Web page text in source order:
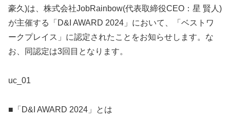
豪久)は、株式会社JobRainbow(代表取締役CEO：星 賢人)
が主催する「D&I AWARD 2024」において、「ベストワ
ークプレイス」に認定されたことをお知らせします。な
お、同認定は3回目となります。
uc_01
■「D&I AWARD 2024」とは